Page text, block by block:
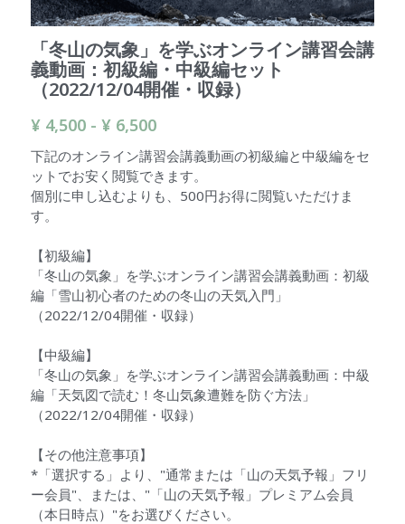
「冬山の気象」を学ぶオンライン講習会講
義動画：初級編・中級編セット
（2022/12/04開催・収録）
¥ 4,500 - ¥ 6,500
下記のオンライン講習会講義動画の初級編と中級編をセ
ットでお安く閲覧できます。
個別に申し込むよりも、500円お得に閲覧いただけま
す。
【初級編】
「冬山の気象」を学ぶオンライン講習会講義動画：初級
編「雪山初心者のための冬山の天気入門」
（2022/12/04開催・収録）
【中級編】
「冬山の気象」を学ぶオンライン講習会講義動画：中級
編「天気図で読む！冬山気象遭難を防ぐ方法」
（2022/12/04開催・収録）
【その他注意事項】
*「選択する」より、"通常または「山の天気予報」フリ
ー会員"、または、"「山の天気予報」プレミアム会員
（本日時点）"をお選びください。